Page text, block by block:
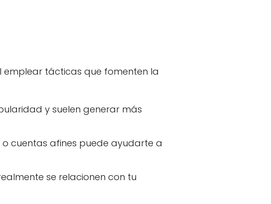
emplear tácticas que fomenten la
y suelen generar más
cuentas afines puede ayudarte a
se relacionen con tu